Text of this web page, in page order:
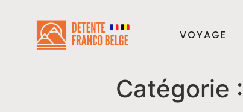
VOYAGE
Catégorie :